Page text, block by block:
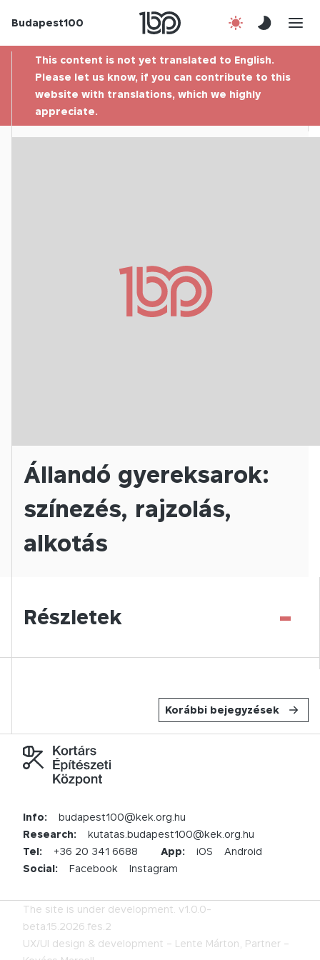
Budapest100
Contact
This content is not yet translated to English.
Please let us know, if you can contribute to this
website with translations, which we highly
appreciate.
Állandó gyereksarok:
színezés, rajzolás,
alkotás
Részletek -
Korábbi bejegyzések
Info:
budapest100@kek.org.hu
Research:
kutatas.budapest100@kek.org.hu
Tel:
+36 20 341 6688 App: iOS
Android
Social:
Facebook Instagram
The site is under development. v1.0.0-
beta.15.2026.fes.2
UX/UI design & development – Lente Márton, Partner –